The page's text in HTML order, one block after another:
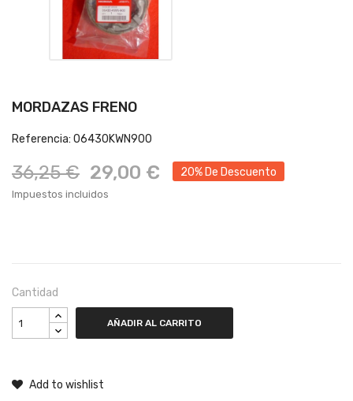
MORDAZAS FRENO
Referencia: 06430KWN900
36,25 € 29,00 € 20% De Descuento
Impuestos incluidos
Cantidad
AÑADIR AL CARRITO
Add to wishlist